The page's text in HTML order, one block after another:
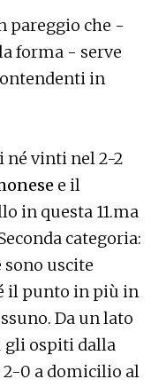
pareggio che -
forma - serve
in
né vinti nel 2-2
e il
in questa 11.ma
categoria:
uscite
il punto in più in
Da un lato
gli ospiti dalla
2-0 a domicilio al